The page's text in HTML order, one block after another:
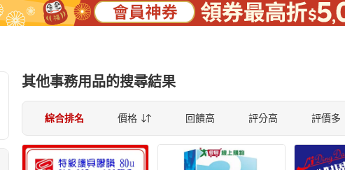
熱搜 微波爐
熱搜 平板電腦
熱搜 電子閱讀器
熱搜 熱門飯店推薦
熱搜 平板電腦
熱門飯店推薦
其他事務用品的搜尋結果
綜合排名 價格 回饋高 評分高 評價多